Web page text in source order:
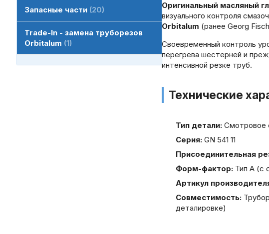
Запасные части 20
Trade-In - замена труборезов
Orbitalum 1
Оригинальный масляный
визуального контроля
Orbitalum (ранее Georg
Своевременный контроль
перегрева шестерней и
интенсивной резке труб.
Технические
Тип детали: Смотровое
Серия: GN 541 11
Присоединительная
Форм-фактор: Тип A (с
Артикул
Совместимость:
деталировке)